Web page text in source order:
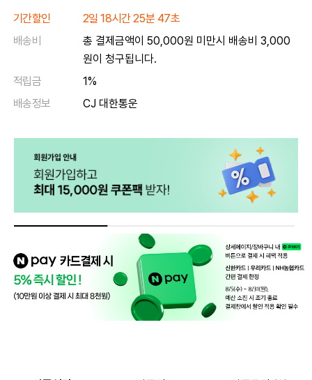
기간할인
2일 18시간 25분 47초
배송비
총 결제금액이 50,000원 미만시 배송비 3,000
원이 청구됩니다.
적립금
1%
배송정보
CJ 대한통운